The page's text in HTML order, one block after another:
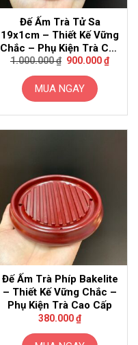
Đế Ấm Trà Tử Sa
19x1cm – Thiết Kế Vững
Chắc – Phụ Kiện Trà Cao
Cấp
1.000.000₫ Giá
là:
1.000.000 ₫.
900.000₫Giá
hiện
MUA NGAY
Đế Ấm Trà Phíp Bakelite
– Thiết Kế Vững Chắc –
Phụ Kiện Trà Cao Cấp
380.000₫